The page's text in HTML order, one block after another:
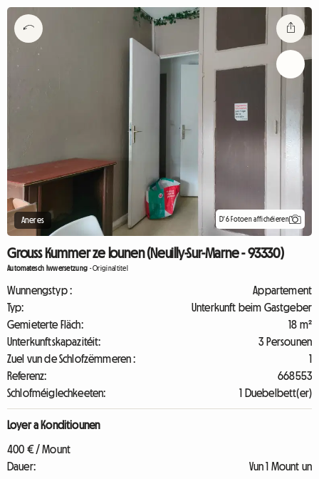
Aneres D'6 Fotoen affichéieren
Grouss Kummer ze lounen (Neuilly-Sur-Marne - 93330)
Automatesch Iwwersetzung -Originaltitel
Wunnengstyp :
Appartement
Typ:
Unterkunft beim Gastgeber
Gemieterte Fläch:
18 m²
Unterkunftskapazitéit:
3 Persounen
Zuel vun de Schlofzëmmeren :
1
Referenz:
668553
Schlofméiglechkeeten:
1 Duebelbett(er)
Loyer a Konditiounen
400 € / Mount
Dauer:
Vun 1 Mount un